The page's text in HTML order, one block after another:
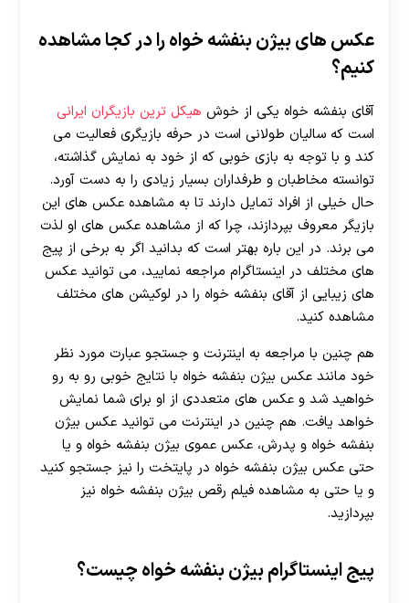
عکس های بیژن بنفشه خواه را در کجا مشاهده
کنیم؟
آقای بنفشه خواه یکی از خوش هیکل ترین بازیگران ایرانی
است که سالیان طولانی است در حرفه بازیگری فعالیت می‌
کند و با توجه به بازی خوبی که از خود به نمایش گذاشته،
توانسته مخاطبان و طرفداران بسیار زیادی را به دست آورد.
حال خیلی از افراد تمایل دارند تا به مشاهده عکس های این
بازیگر معروف بپردازند، چرا که از مشاهده عکس های او لذت
می برند. در این باره بهتر است که بدانید اگر به برخی از پیج
های مختلف در اینستاگرام مراجعه نمایید، می توانید عکس
های زیبایی از آقای بنفشه خواه را در لوکیشن های مختلف
مشاهده کنید.
هم چنین با مراجعه به اینترنت و جستجو عبارت مورد نظر
خود مانند عکس بیژن بنفشه خواه با نتایج خوبی رو به رو
خواهید شد و عکس های متعددی از او برای شما نمایش
خواهد یافت. هم چنین در اینترنت می‌ توانید عکس بیژن
بنفشه خواه و پدرش، عکس عموی بیژن بنفشه خواه و یا
حتی عکس بیژن بنفشه خواه در پایتخت را نیز جستجو کنید
و یا حتی به مشاهده فیلم رقص بیژن بنفشه خواه نیز
بپردازید.
پیج اینستاگرام بیژن بنفشه خواه چیست؟